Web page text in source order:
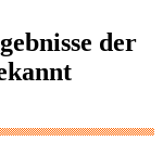
der